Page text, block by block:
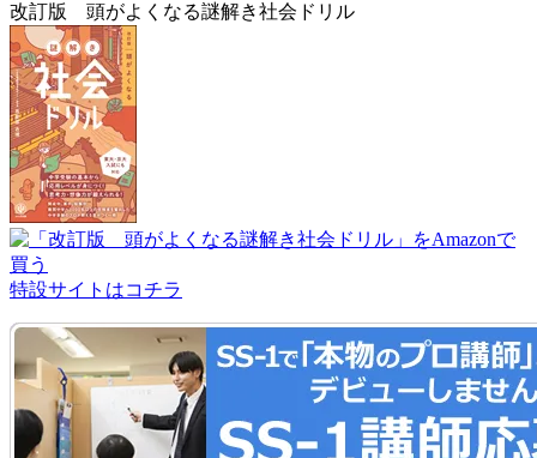
改訂版 頭がよくなる謎解き社会ドリル
特設サイトはコチラ